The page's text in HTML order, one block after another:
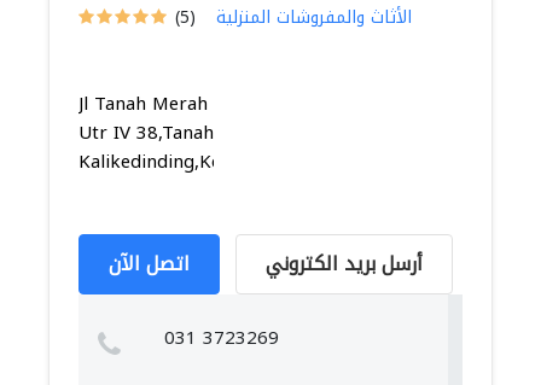
(5) الأثاث والمفروشات المنزلية
Jl Tanah Merah
Utr IV 38,Tanah
Kalikedinding,Kenje...
اتصل الآن أرسل بريد الكتروني
031 3723269